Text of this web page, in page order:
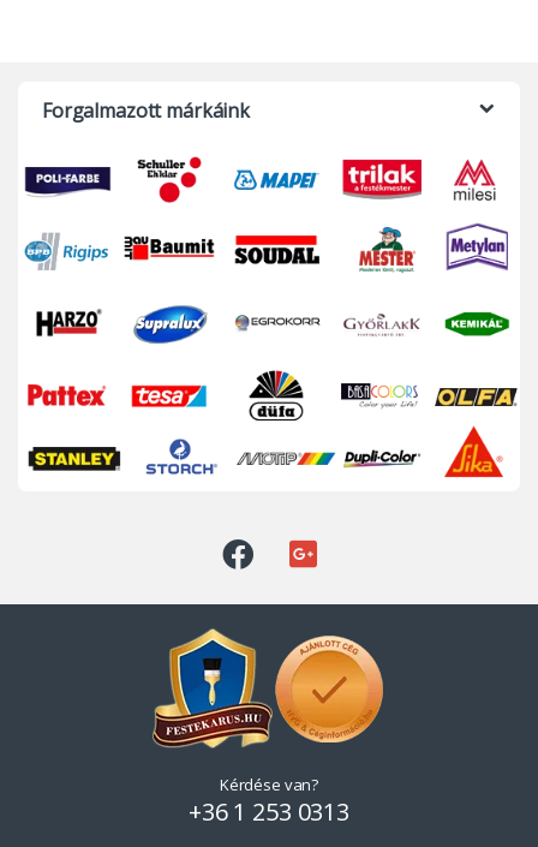
Forgalmazott márkáink
Kérdése van?
+36 1 253 0313